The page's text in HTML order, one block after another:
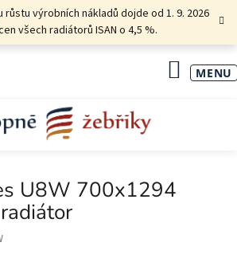
růstu výrobních nákladů dojde od 1. 9. 2026
všech radiátorů ISAN o 4,5 %.
U8W 700x1294